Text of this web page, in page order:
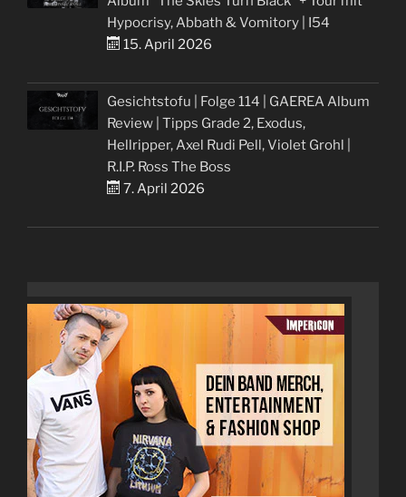
Hypocrisy, Abbath & Vomitory | I54
15. April 2026
Gesichtstofu | Folge 114 | GAEREA Album
Review | Tipps Grade 2, Exodus,
Hellripper, Axel Rudi Pell, Violet Grohl |
R.I.P. Ross The Boss
7. April 2026